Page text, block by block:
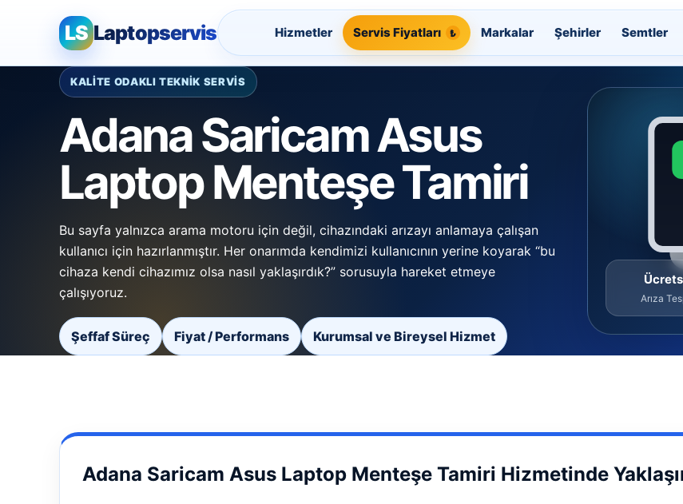
LS Laptopservis Hizmetler Servis Fiyatları Markalar Şehirler Semtler
KALİTE ODAKLI TEKNİK SERVİS
Adana Saricam Asus
Laptop Menteşe Tamiri
Bu sayfa yalnızca arama motoru için değil, cihazındaki arızayı anlamaya çalışan
kullanıcı için hazırlanmıştır. Her onarımda kendimizi kullanıcının yerine koyarak “bu
cihaza kendi cihazımız olsa nasıl yaklaşırdık?” sorusuyla hareket etmeye
çalışıyoruz.
Şeffaf Süreç Fiyat / Performans Kurumsal ve Bireysel Hizmet
Arıza
Adana Saricam Asus Laptop Menteşe Tamiri Hizmetinde